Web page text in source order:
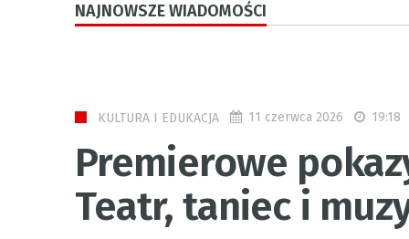
NAJNOWSZE WIADOMOŚCI
KULTURA I EDUKACJA 11 czerwca 2026 19:18
Premierowe
Teatr, taniec i